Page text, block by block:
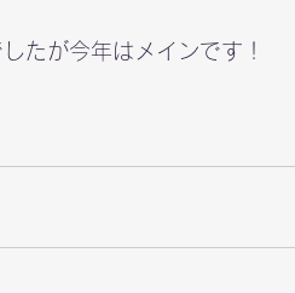
たが今年はメインです！